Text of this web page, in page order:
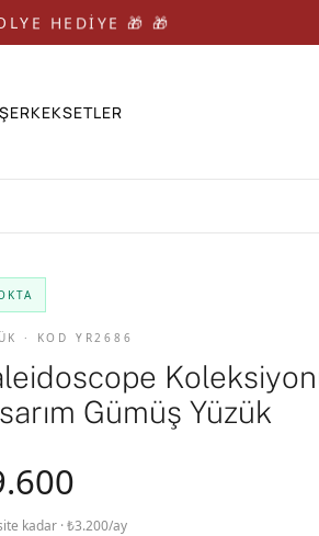
HEDİYE 🎁 🎁
ERKEKSETLER
· KOD YR2686
Gümüş Yüzük
kadar · ₺3.200/ay